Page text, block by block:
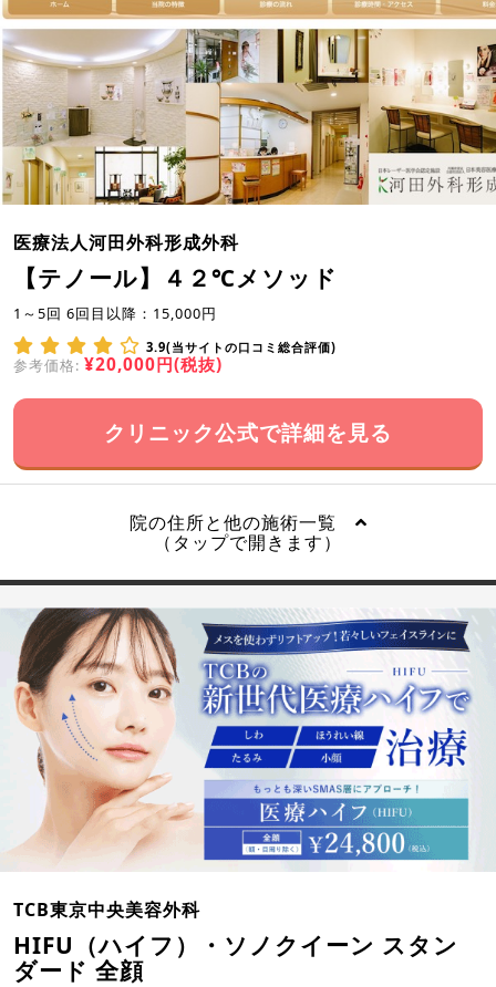
医療法人河田外科形成外科
【テノール】４２℃メソッド
1～5回 6回目以降：15,000円
3.9(当サイトの口コミ総合評価)
参考価格: ¥20,000円(税抜)
クリニック公式で詳細を見る
院の住所と他の施術一覧
（タップで開きます）
TCB東京中央美容外科
HIFU（ハイフ）・ソノクイーン スタン
ダード 全顔